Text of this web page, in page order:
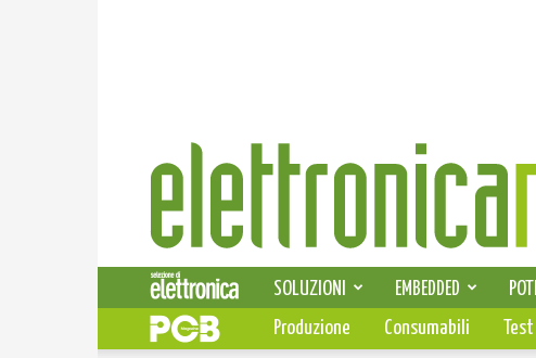
Elettronica
News
SOLUZIONI EMBEDDED
PCB
Produzione Consumabili